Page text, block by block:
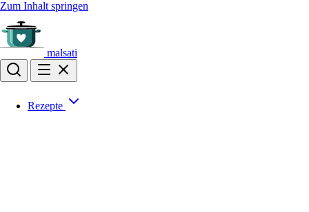
Zum Inhalt springen
malsati
Rezepte